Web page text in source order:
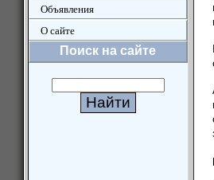
Объявления
О сайте
Поиск на сайте